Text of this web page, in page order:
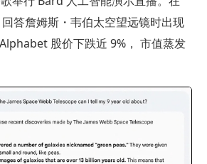
答詹姆斯・韦伯太空望远镜时出现
股价下跌近 9%， 市值蒸发